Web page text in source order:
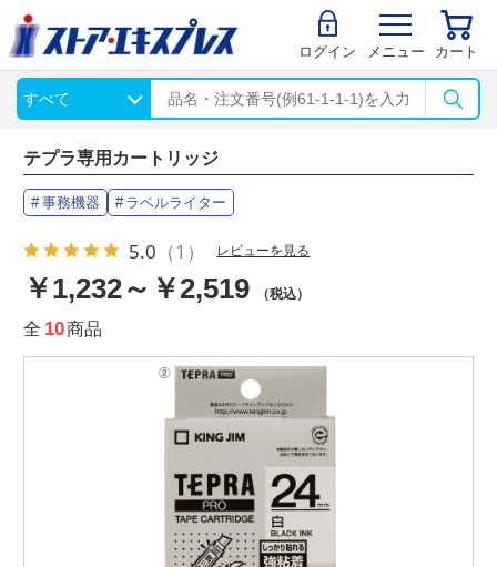
ログイン メニュー カート
テプラ専用カートリッジ
事務機器 ラベルライター
5.0 （1） レビューを見る
￥1,232～￥2,519 （税込）
全 10商品